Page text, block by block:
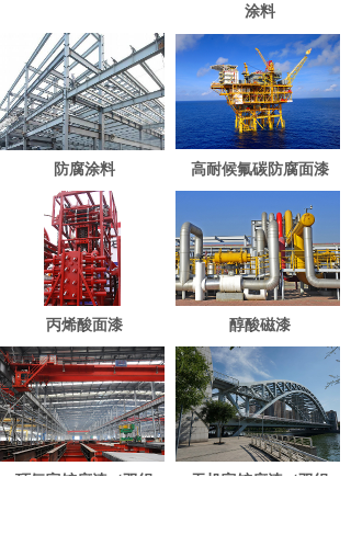
涂料
防腐涂料 高耐候氟碳防腐面漆
丙烯酸面漆 醇酸磁漆
环氧富锌底漆（双组
无机富锌底漆（双组